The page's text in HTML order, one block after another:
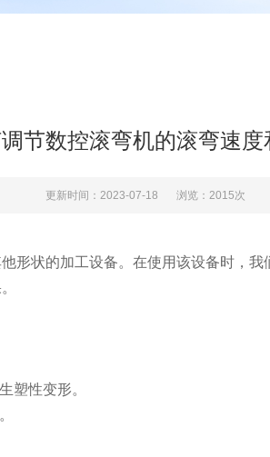
节数控滚弯机的滚弯速度
更新时间：2023-07-18 浏览：2015次
形状的加工设备。在使用该设备时，
性变形。